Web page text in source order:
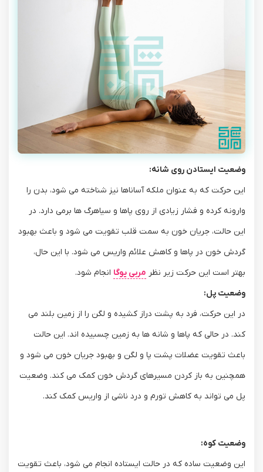
وضعیت ایستادن روی شانه:
این حرکت که به عنوان ملکه آساناها نیز شناخته می ‌شود، بدن را
وارونه کرده و فشار زیادی از روی پاها و سیاهرگ ‌ها برمی ‌دارد. در
این حالت، جریان خون به سمت قلب تقویت می ‌شود و باعث بهبود
گردش خون در پاها و کاهش علائم واریس می‌ شود. با این حال،
بهتر است این حرکت زیر نظر مربی یوگا انجام شود.
وضعیت پل:
در این حرکت، فرد به پشت دراز کشیده و لگن را از زمین بلند می
‌کند. در حالی که پاها و شانه‌ ها به زمین چسبیده‌ اند. این حالت
باعث تقویت عضلات پشت پا و لگن و بهبود جریان خون می ‌شود و
همچنین به باز کردن مسیرهای گردش خون کمک می‌ کند. وضعیت
پل می ‌تواند به کاهش تورم و درد ناشی از واریس کمک کند.
وضعیت کوه:
این وضعیت ساده که در حالت ایستاده انجام می‌ شود، باعث تقویت